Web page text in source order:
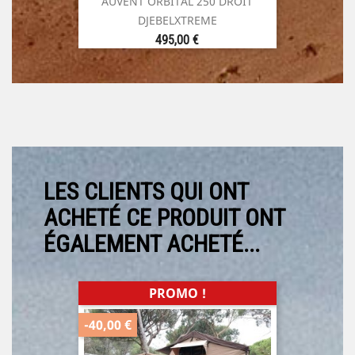
DJEBELXTREME
Prix
495,00 €
LES CLIENTS QUI ONT
ACHETÉ CE PRODUIT ONT
ÉGALEMENT ACHETÉ...
PROMO !
-40,00 €